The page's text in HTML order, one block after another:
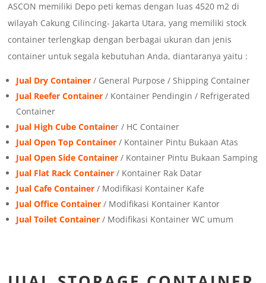
ASCON memiliki Depo peti kemas dengan luas 4520 m2 di
wilayah Cakung Cilincing- Jakarta Utara, yang memiliki stock
container terlengkap dengan berbagai ukuran dan jenis
container untuk segala kebutuhan Anda, diantaranya yaitu :
Jual Dry Container / General Purpose / Shipping Container
Jual Reefer Container / Kontainer Pendingin / Refrigerated
Container
Jual High Cube Container / HC Container
Jual Open Top Container / Kontainer Pintu Bukaan Atas
Jual Open Side Container / Kontainer Pintu Bukaan Samping
Jual Flat Rack Container / Kontainer Rak Datar
Jual Cafe Container / Modifikasi Kontainer Kafe
Jual Office Container / Modifikasi Kontainer Kantor
Jual Toilet Container / Modifikasi Kontainer WC umum